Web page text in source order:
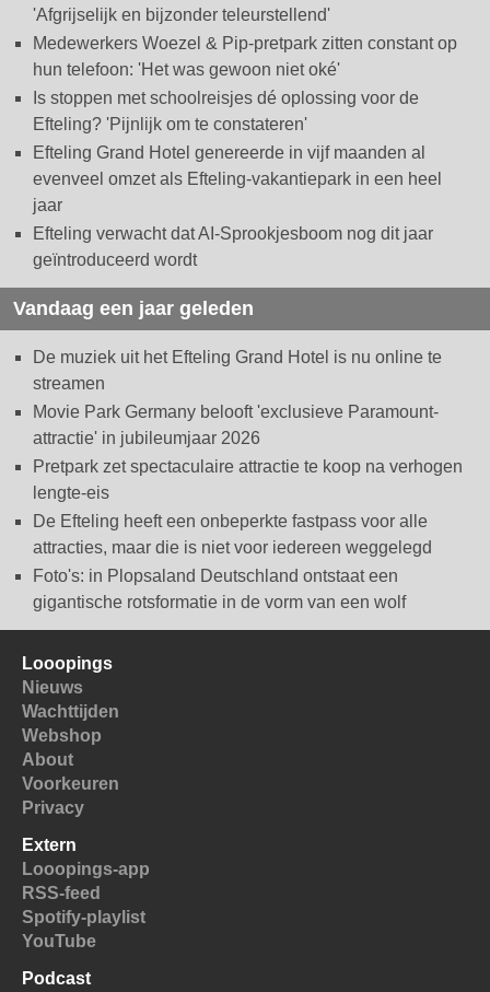
'Afgrijselijk en bijzonder teleurstellend'
Medewerkers Woezel & Pip-pretpark zitten constant op
hun telefoon: 'Het was gewoon niet oké'
Is stoppen met schoolreisjes dé oplossing voor de
Efteling? 'Pijnlijk om te constateren'
Efteling Grand Hotel genereerde in vijf maanden al
evenveel omzet als Efteling-vakantiepark in een heel
jaar
Efteling verwacht dat AI-Sprookjesboom nog dit jaar
geïntroduceerd wordt
Vandaag een jaar geleden
De muziek uit het Efteling Grand Hotel is nu online te
streamen
Movie Park Germany belooft 'exclusieve Paramount-
attractie' in jubileumjaar 2026
Pretpark zet spectaculaire attractie te koop na verhogen
lengte-eis
De Efteling heeft een onbeperkte fastpass voor alle
attracties, maar die is niet voor iedereen weggelegd
Foto's: in Plopsaland Deutschland ontstaat een
gigantische rotsformatie in de vorm van een wolf
Looopings
Nieuws
Wachttijden
Webshop
About
Voorkeuren
Privacy
Extern
Looopings-app
RSS-feed
Spotify-playlist
YouTube
Podcast